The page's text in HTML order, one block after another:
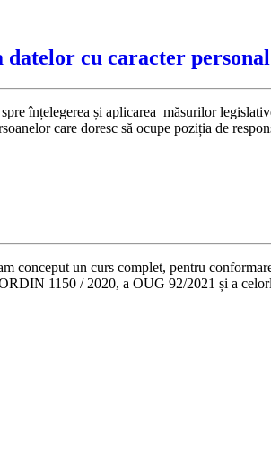
datelor cu caracter personal
înțelegerea și aplicarea măsurilor
care doresc să ocupe poziția de
conceput un curs complet, pentru
1150 / 2020, a OUG 92/2021 și a